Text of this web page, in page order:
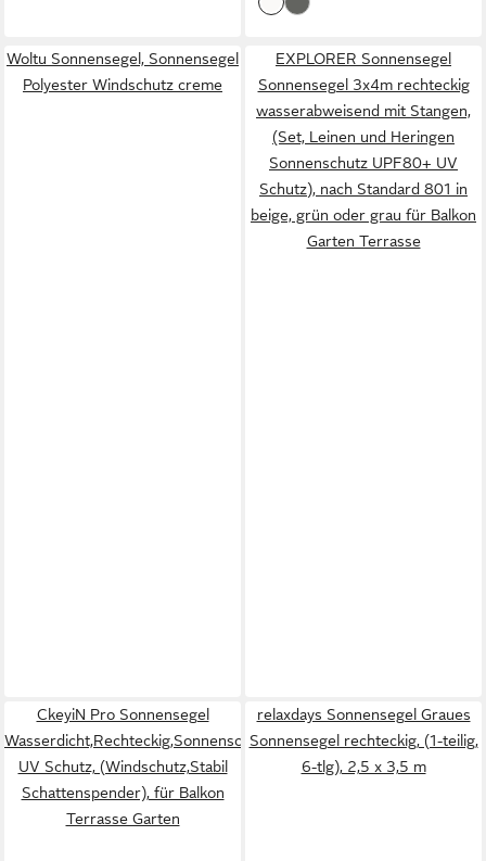
Woltu Sonnensegel, Sonnensegel
Polyester Windschutz creme
EXPLORER Sonnensegel
Sonnensegel 3x4m rechteckig
wasserabweisend mit Stangen,
(Set, Leinen und Heringen
Sonnenschutz UPF80+ UV
Schutz), nach Standard 801 in
beige, grün oder grau für Balkon
Garten Terrasse
CkeyiN Pro Sonnensegel
Wasserdicht,Rechteckig,Sonnenschutz,Reißfest,95%
UV Schutz, (Windschutz,Stabil
Schattenspender), für Balkon
Terrasse Garten
relaxdays Sonnensegel Graues
Sonnensegel rechteckig, (1-teilig,
6-tlg), 2,5 x 3,5 m